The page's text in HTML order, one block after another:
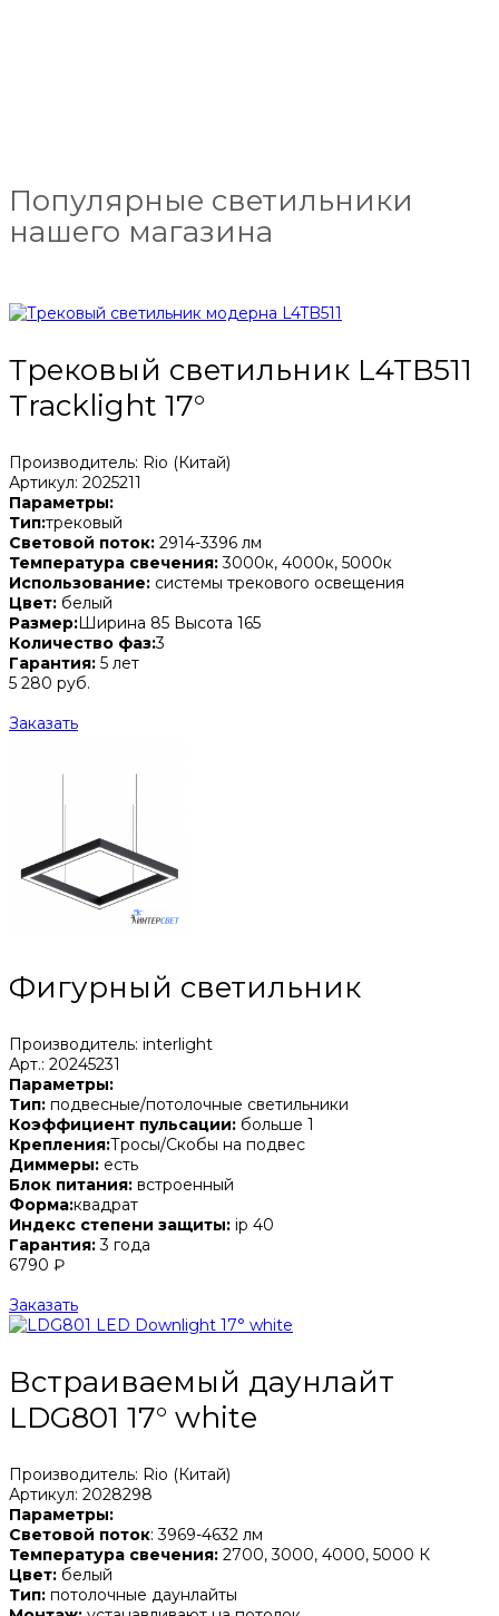
Популярные светильники
нашего магазина
Трековый светильник L4TB511
Tracklight 17°
Производитель: Rio (Китай)
Артикул: 2025211
Параметры:
Тип:трековый
Световой поток: 2914-3396 лм
Температура свечения:3000к, 4000к, 5000к
Использование: системы трекового освещения
Цвет: белый
Размер:Ширина 85 Высота 165
Количество фаз:3
Гарантия: 5 лет
5 280 руб.
Заказать
Фигурный светильник
Производитель: interlight
Арт.: 20245231
Параметры:
Тип: подвесные/потолочные светильники
Коэффициент пульсации: больше 1
Крепления:Тросы/Скобы на подвес
Диммеры: есть
Блок питания: встроенный
Форма:квадрат
Индекс степени защиты: ip 40
Гарантия:3 года
6790 ₽
Заказать
Встраиваемый даунлайт
LDG801 17° white
Производитель: Rio (Китай)
Артикул: 2028298
Параметры:
Световой поток: 3969-4632 лм
Температура свечения: 2700, 3000, 4000, 5000 К
Цвет: белый
Тип: потолочные даунлайты